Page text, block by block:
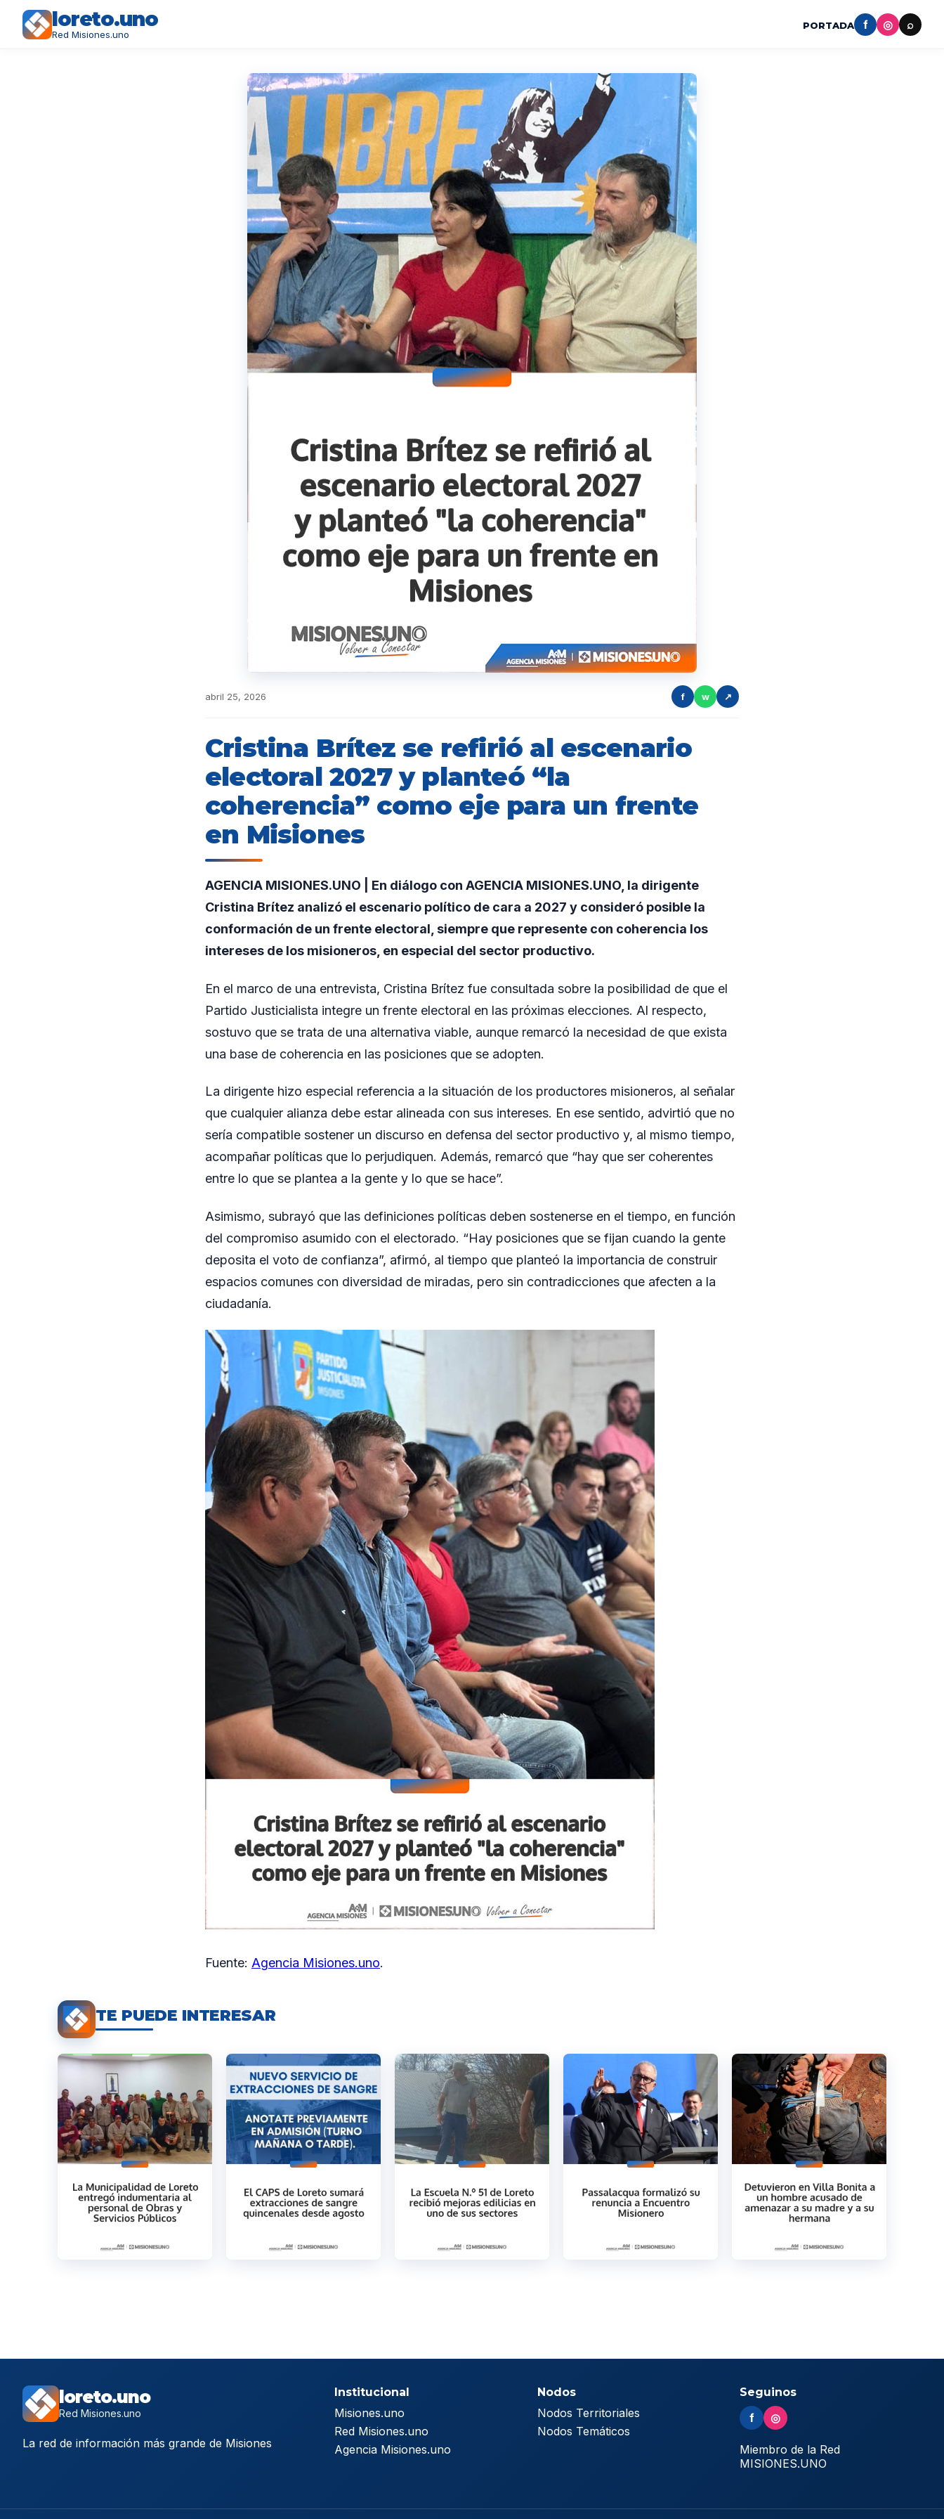
loreto.uno
Red Misiones.uno
PORTADA f ◎ ⌕
abril 25, 2026 f w ↗
Cristina Brítez se refirió al escenario
electoral 2027 y planteó “la
coherencia” como eje para un frente
en Misiones
AGENCIA MISIONES.UNO | En diálogo con AGENCIA MISIONES.UNO, la dirigente
Cristina Brítez analizó el escenario político de cara a 2027 y consideró posible la
conformación de un frente electoral, siempre que represente con coherencia los
intereses de los misioneros, en especial del sector productivo.
En el marco de una entrevista, Cristina Brítez fue consultada sobre la posibilidad de que el
Partido Justicialista integre un frente electoral en las próximas elecciones. Al respecto,
sostuvo que se trata de una alternativa viable, aunque remarcó la necesidad de que exista
una base de coherencia en las posiciones que se adopten.
La dirigente hizo especial referencia a la situación de los productores misioneros, al señalar
que cualquier alianza debe estar alineada con sus intereses. En ese sentido, advirtió que no
sería compatible sostener un discurso en defensa del sector productivo y, al mismo tiempo,
acompañar políticas que lo perjudiquen. Además, remarcó que “hay que ser coherentes
entre lo que se plantea a la gente y lo que se hace”.
Asimismo, subrayó que las definiciones políticas deben sostenerse en el tiempo, en función
del compromiso asumido con el electorado. “Hay posiciones que se fijan cuando la gente
deposita el voto de confianza”, afirmó, al tiempo que planteó la importancia de construir
espacios comunes con diversidad de miradas, pero sin contradicciones que afecten a la
ciudadanía.
Fuente: Agencia Misiones.uno.
TE PUEDE INTERESAR
loreto.uno
Red Misiones.uno
La red de información más grande de Misiones
Institucional
Misiones.uno
Red Misiones.uno
Agencia Misiones.uno
Nodos
Nodos Territoriales
Nodos Temáticos
Seguinos
f ◎
Miembro de la Red
MISIONES.UNO